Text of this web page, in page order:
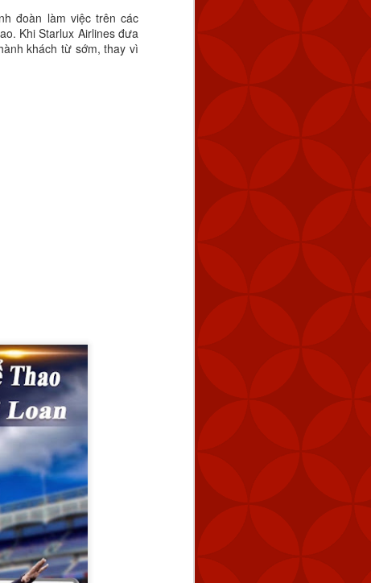
đoàn làm việc trên các
Khi Starlux Airlines đưa
khách từ sớm, thay vì